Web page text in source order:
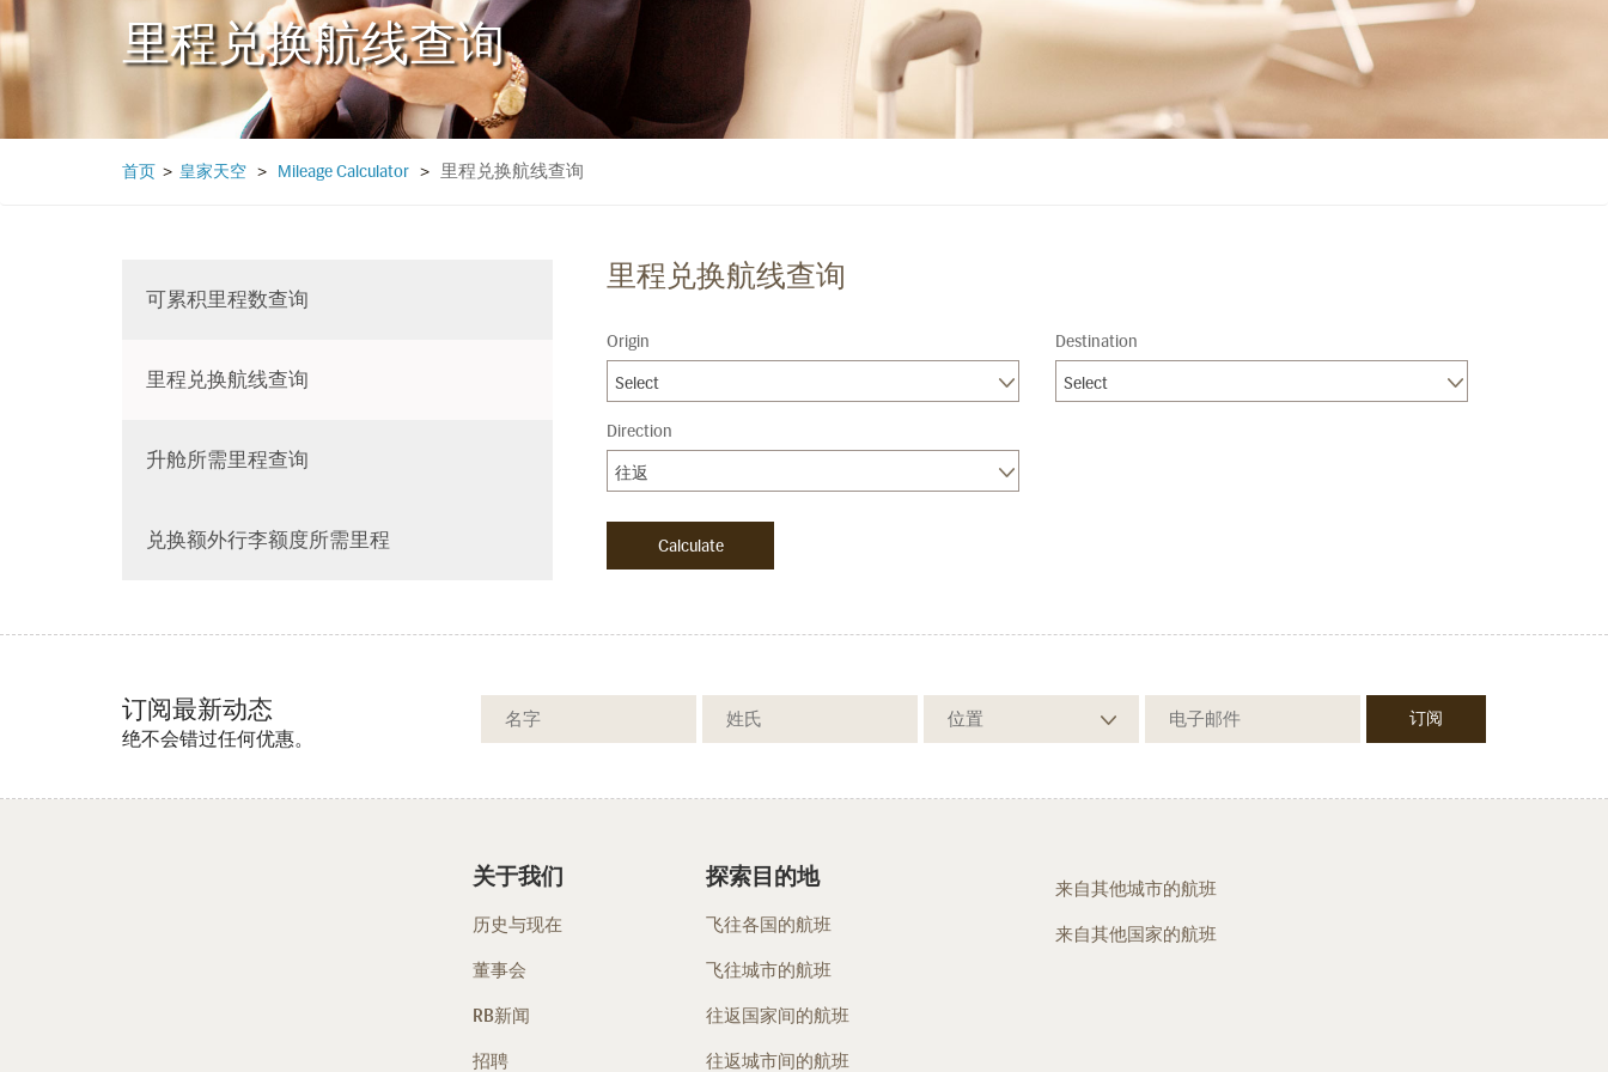
里程兑换航线查询
首页 > 皇家天空 > Mileage Calculator > 里程兑换航线查询
可累积里程数查询
里程兑换航线查询
升舱所需里程查询
兑换额外行李额度所需里程
里程兑换航线查询
Origin
Select
Destination
Select
Direction
往返
订阅最新动态
绝不会错过任何优惠。
关于我们
历史与现在
董事会
RB新闻
招聘
探索目的地
飞往各国的航班
飞往城市的航班
往返国家间的航班
往返城市间的航班
来自其他城市的航班
来自其他国家的航班